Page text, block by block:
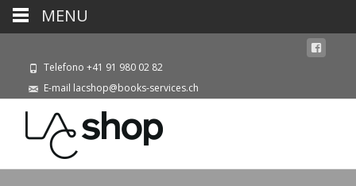
Telefono +41 91 980 02 82
E-mail lacshop@books-services.ch
MENU